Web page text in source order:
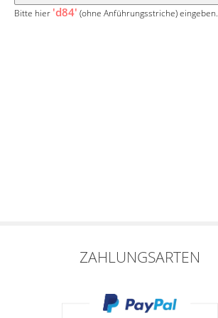
Bitte hier 'd84' (ohne Anführungsstriche) eingeben.
ZAHLUNGSARTEN